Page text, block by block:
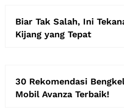
Biar Tak Salah, Ini
Kijang yang Tepat
30 Rekomendasi
Mobil Avanza Terbaik!